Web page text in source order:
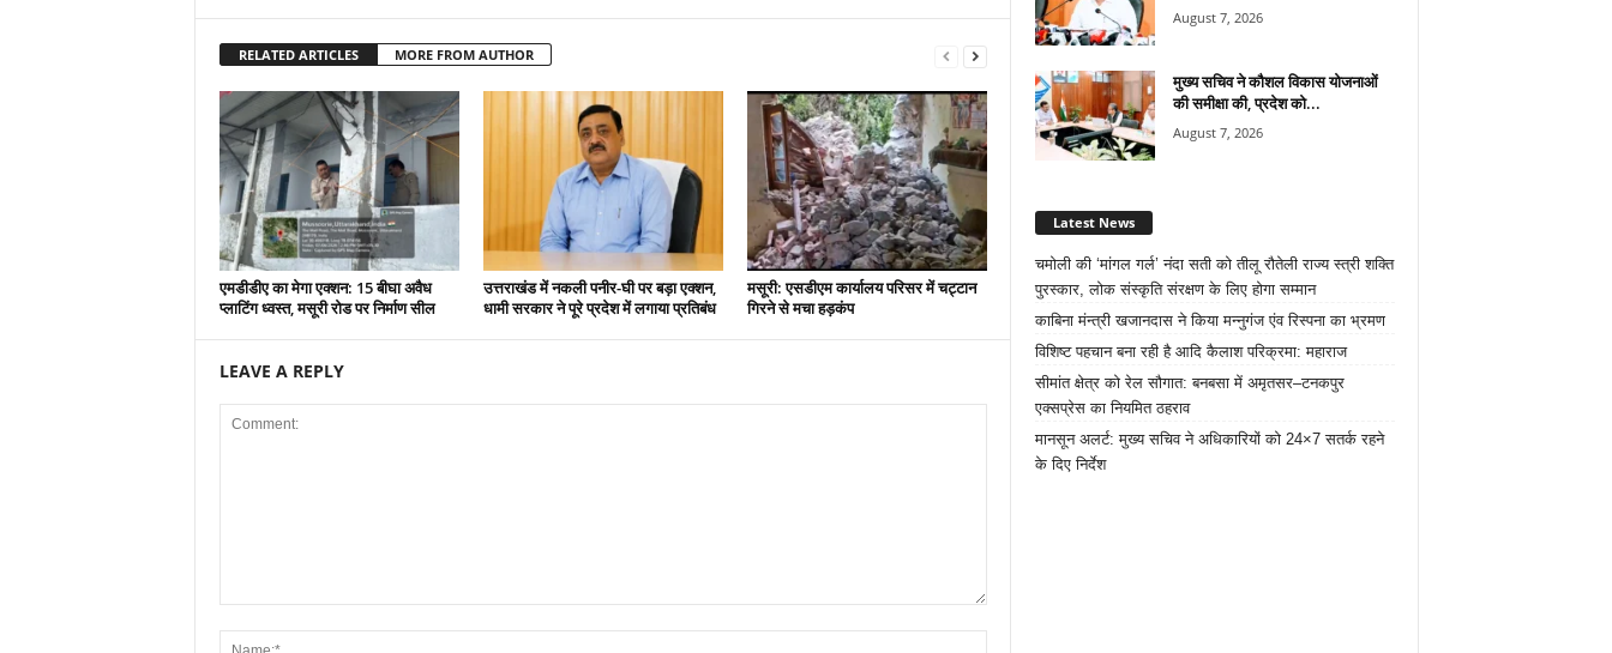
RELATED ARTICLES MORE FROM AUTHOR
एमडीडीए का मेगा एक्शन: 15 बीघा अवैध
प्लाटिंग ध्वस्त, मसूरी रोड पर निर्माण सील
उत्तराखंड में नकली पनीर-घी पर बड़ा एक्शन,
धामी सरकार ने पूरे प्रदेश में लगाया प्रतिबंध
मसूरी: एसडीएम कार्यालय परिसर में चट्टान
गिरने से मचा हड़कंप
LEAVE A REPLY
August 7, 2026
मुख्य सचिव ने कौशल विकास योजनाओं
की समीक्षा की, प्रदेश को...
August 7, 2026
Latest News
चमोली की ‘मांगल गर्ल’ नंदा सती को तीलू रौतेली राज्य स्त्री शक्ति
पुरस्कार, लोक संस्कृति संरक्षण के लिए होगा सम्मान
काबिना मंन्त्री खजानदास ने किया मन्नुगंज एंव रिस्पना का भ्रमण
विशिष्ट पहचान बना रही है आदि कैलाश परिक्रमा: महाराज
सीमांत क्षेत्र को रेल सौगात: बनबसा में अमृतसर–टनकपुर
एक्सप्रेस का नियमित ठहराव
मानसून अलर्ट: मुख्य सचिव ने अधिकारियों को 24×7 सतर्क रहने
के दिए निर्देश